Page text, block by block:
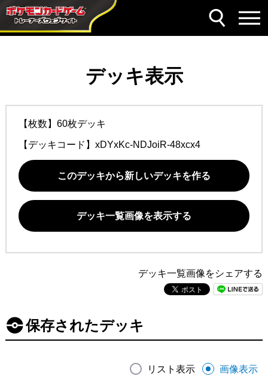
デッキ表示
【枚数】60枚デッキ
【デッキコード】 xDYxKc-NDJoiR-48xcx4
このデッキから新しいデッキを作る
デッキ一覧画像を表示する
デッキ一覧画像をシェアする
保存されたデッキ
リスト表示 画像表示